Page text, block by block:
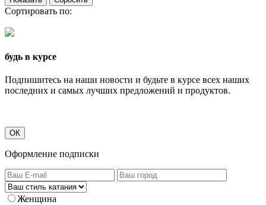
Сортировать по:
будь в курсе
Подпишитесь на наши новости и будьте в курсе всех наших
последних и самых лучших предложений и продуктов.
ОК
Оформление подписки
Женщина